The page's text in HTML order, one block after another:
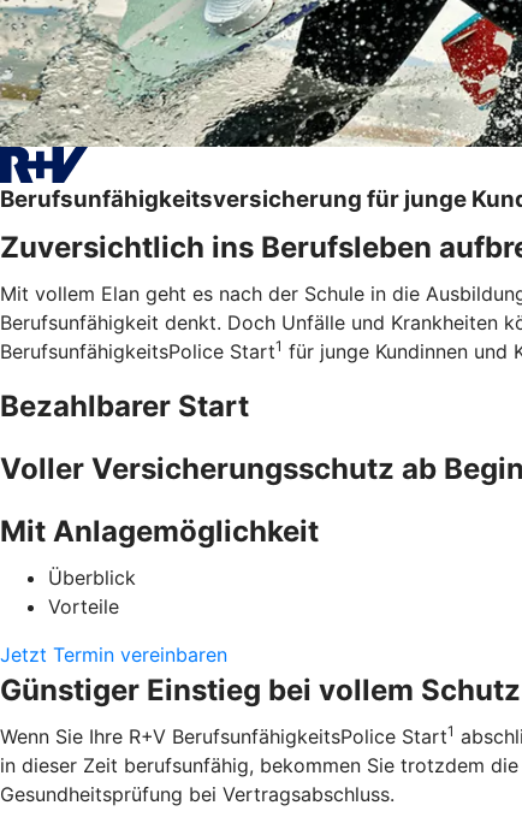
Berufsunfähigkeitsversicherung für junge
Zuversichtlich ins Berufsleben
Mit vollem Elan geht es nach der Schule in die
Berufsunfähigkeit denkt. Doch Unfälle und Krankheiten
BerufsunfähigkeitsPolice Start1 für junge Kundinnen und
Bezahlbarer Start
Voller Versicherungsschutz ab
Mit Anlagemöglichkeit
Überblick
Vorteile
Jetzt Termin vereinbaren
Günstiger Einstieg bei vollem Schutz
Wenn Sie Ihre R+V BerufsunfähigkeitsPolice Start1
in dieser Zeit berufsunfähig, bekommen Sie trotzdem
Gesundheitsprüfung bei Vertragsabschluss.